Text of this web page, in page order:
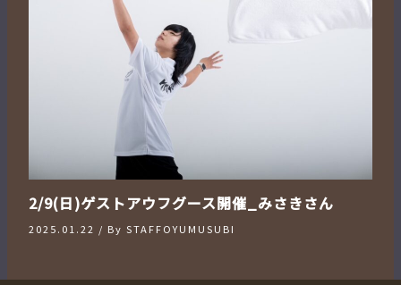
2/9(日)ゲストアウフグース開催_みさきさん
2025.01.22 / By STAFFOYUMUSUBI